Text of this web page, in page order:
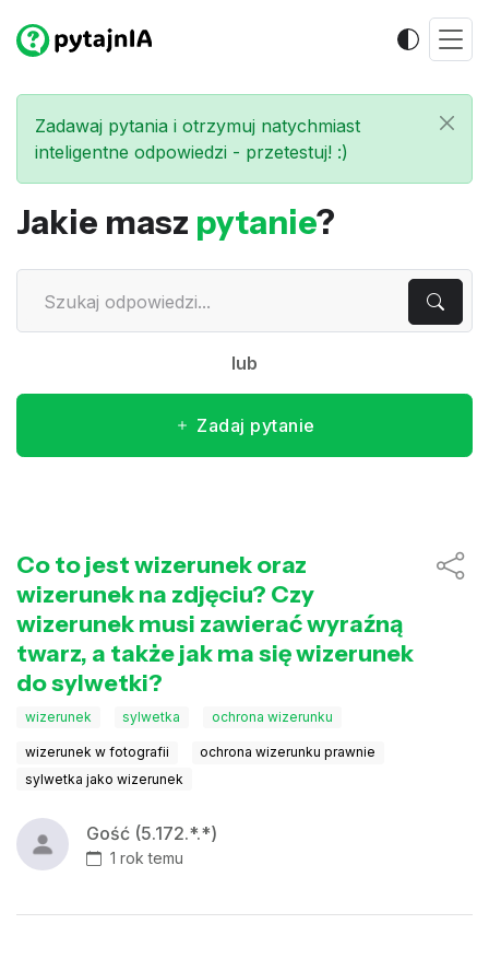
Zadawaj pytania i otrzymuj natychmiast
inteligentne odpowiedzi - przetestuj! :)
Jakie masz pytanie?
lub
Zadaj pytanie
Co to jest wizerunek oraz
wizerunek na zdjęciu? Czy
wizerunek musi zawierać wyraźną
twarz, a także jak ma się wizerunek
do sylwetki?
wizerunek sylwetka ochrona wizerunku
wizerunek w fotografii
ochrona wizerunku prawnie
sylwetka jako wizerunek
Gość (5.172.*.*)
1 rok temu